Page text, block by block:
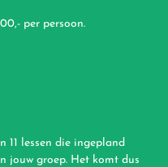
per persoon.
11 lessen die ingepland
jouw groep. Het komt dus